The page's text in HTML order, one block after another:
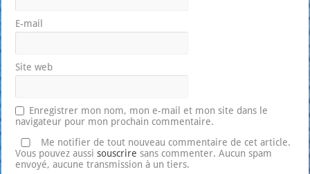
E-mail
Site web
Enregistrer mon nom, mon e-mail et mon site dans le
navigateur pour mon prochain commentaire.
Me notifier de tout nouveau commentaire de cet article.
Vous pouvez aussisouscrire sans commenter. Aucun spam
envoyé, aucune transmission à un tiers.